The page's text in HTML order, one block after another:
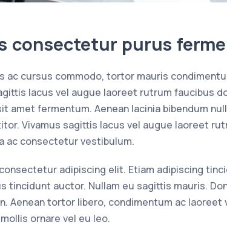
consectetur purus
ac cursus commodo, tortor mauris
lacus vel augue laoreet rutrum faucibus
amet fermentum. Aenean lacinia bibendum
Vivamus sagittis lacus vel augue laoreet
ac consectetur vestibulum.
adipiscing elit. Etiam adipiscing
tincidunt auctor. Nullam eu sagittis mauris.
Aenean tortor libero, condimentum ac laoreet
ornare vel eu leo.